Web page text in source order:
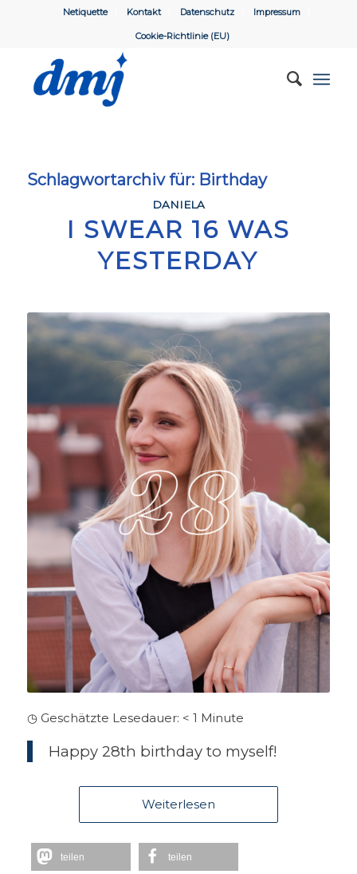
Netiquette Kontakt Datenschutz Impressum
Cookie-Richtlinie (EU)
Schlagwortarchiv für: Birthday
DANIELA
I SWEAR 16 WAS
YESTERDAY
◷ Geschätzte Lesedauer: < 1 Minute
Happy 28th birthday to myself!
Weiterlesen
teilen teilen